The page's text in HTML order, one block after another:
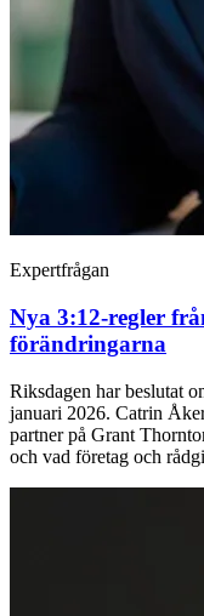
Expertfrågan
Nya 3:12-regler
förändringarna
Riksdagen har beslutat
januari 2026. Catrin
partner på Grant
och vad företag och